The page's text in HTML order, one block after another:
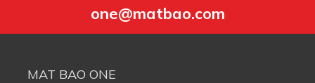
one@matbao.com
MAT BAO ONE